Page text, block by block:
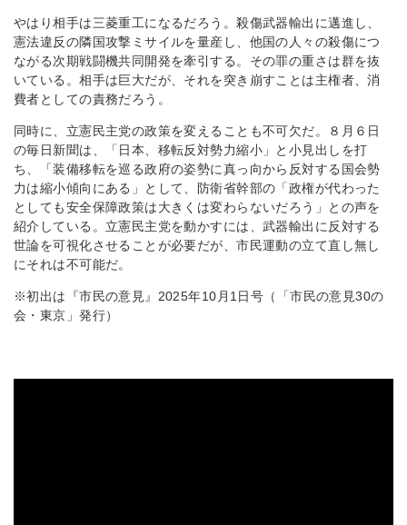
やはり相手は三菱重工になるだろう。殺傷武器輸出に邁進し、
憲法違反の隣国攻撃ミサイルを量産し、他国の人々の殺傷につ
ながる次期戦闘機共同開発を牽引する。その罪の重さは群を抜
いている。相手は巨大だが、それを突き崩すことは主権者、消
費者としての責務だろう。
同時に、立憲民主党の政策を変えることも不可欠だ。８月６日
の毎日新聞は、「日本、移転反対勢力縮小」と小見出しを打
ち、「装備移転を巡る政府の姿勢に真っ向から反対する国会勢
力は縮小傾向にある」として、防衛省幹部の「政権が代わった
としても安全保障政策は大きくは変わらないだろう」との声を
紹介している。立憲民主党を動かすには、武器輸出に反対する
世論を可視化させることが必要だが、市民運動の立て直し無し
にそれは不可能だ。
※初出は『市民の意見』2025年10月1日号（「市民の意見30の
会・東京」発行）